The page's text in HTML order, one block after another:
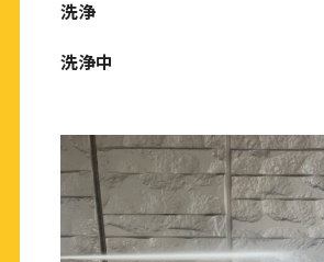
洗浄
洗浄中